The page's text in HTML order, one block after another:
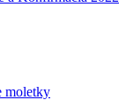
moletky